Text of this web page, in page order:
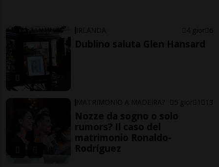
IRLANDA 4 gior 6
Dublino saluta Glen Hansard
MATRIMONIO A MADEIRA? 5 gior 1 13
Nozze da sogno o solo
rumors? Il caso del
matrimonio Ronaldo-
Rodríguez